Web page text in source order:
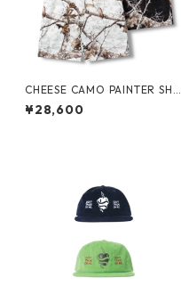
CHEESE CAMO PAINTER SHO
RTS by Little Yarmouth
¥28,600